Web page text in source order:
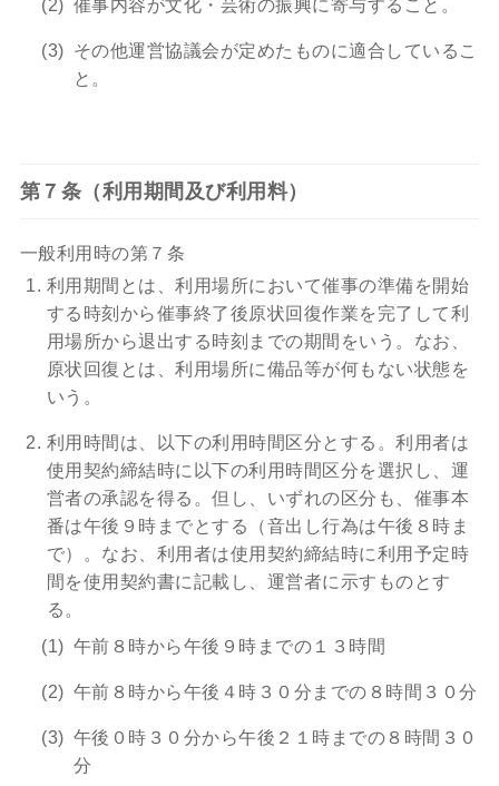
催事内容が文化・芸術の振興に寄与すること。
その他運営協議会が定めたものに適合しているこ
と。
第７条（利用期間及び利用料）
一般利用時の第７条
利用期間とは、利用場所において催事の準備を開始
する時刻から催事終了後原状回復作業を完了して利
用場所から退出する時刻までの期間をいう。なお、
原状回復とは、利用場所に備品等が何もない状態を
いう。
利用時間は、以下の利用時間区分とする。利用者は
使用契約締結時に以下の利用時間区分を選択し、運
営者の承認を得る。但し、いずれの区分も、催事本
番は午後９時までとする（音出し行為は午後８時ま
で）。なお、利用者は使用契約締結時に利用予定時
間を使用契約書に記載し、運営者に示すものとす
る。
午前８時から午後９時までの１３時間
午前８時から午後４時３０分までの８時間３０分
午後０時３０分から午後２１時までの８時間３０
分